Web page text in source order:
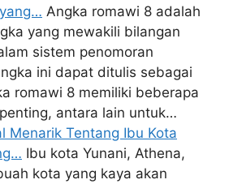
Angka romawi 8 adalah
yang mewakili bilangan
sistem penomoran
ini dapat ditulis sebagai
romawi 8 memiliki beberapa
antara lain untuk…
Menarik Tentang Ibu Kota
Ibu kota Yunani, Athena,
kota yang kaya akan